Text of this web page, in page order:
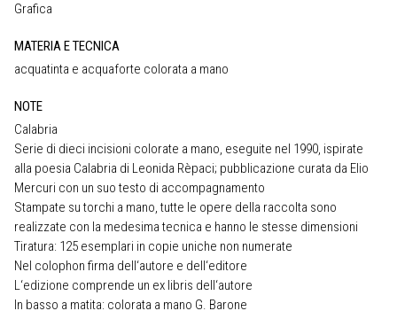
Grafica
MATERIA E TECNICA
acquatinta e acquaforte colorata a mano
NOTE
Calabria
Serie di dieci incisioni colorate a mano, eseguite nel 1990, ispirate
alla poesia Calabria di Leonida Rèpaci; pubblicazione curata da Elio
Mercuri con un suo testo di accompagnamento
Stampate su torchi a mano, tutte le opere della raccolta sono
realizzate con la medesima tecnica e hanno le stesse dimensioni
Tiratura: 125 esemplari in copie uniche non numerate
Nel colophon firma dell‘autore e dell‘editore
L‘edizione comprende un ex libris dell‘autore
In basso a matita: colorata a mano G. Barone